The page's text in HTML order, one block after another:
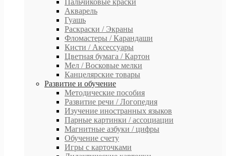
Пальчиковые краски
Акварель
Гуашь
Раскраски / Экраны
Фломастеры / Карандаши
Кисти / Аксессуары
Цветная бумага / Картон
Мел / Восковые мелки
Канцелярские товары
Развитие и обучение
Методические пособия
Развитие речи / Логопедия
Изучение иностранных языков
Парные картинки / ассоциации
Магнитные азбуки / цифры
Обучение счету
Игры с карточками